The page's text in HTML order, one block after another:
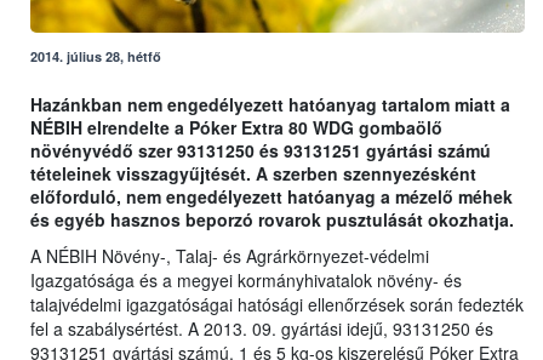
2014. július 28, hétfő
Hazánkban nem engedélyezett hatóanyag tartalom miatt a
NÉBIH elrendelte a Póker Extra 80 WDG gombaölő
növényvédő szer 93131250 és 93131251 gyártási számú
tételeinek visszagyűjtését. A szerben szennyezésként
előforduló, nem engedélyezett hatóanyag a mézelő méhek
és egyéb hasznos beporzó rovarok pusztulását okozhatja.
A NÉBIH Növény-, Talaj- és Agrárkörnyezet-védelmi
Igazgatósága és a megyei kormányhivatalok növény- és
talajvédelmi igazgatóságai hatósági ellenőrzések során fedezték
fel a szabálysértést. A 2013. 09. gyártási idejű, 93131250 és
93131251 gyártási számú, 1 és 5 kg-os kiszerelésű Póker Extra